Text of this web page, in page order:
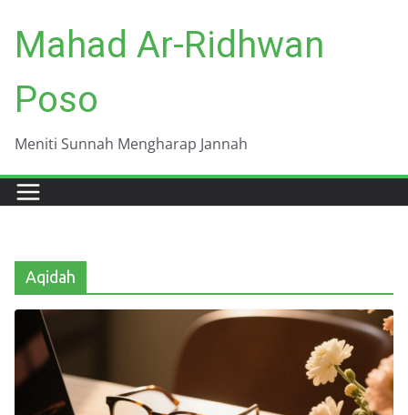
content
Mahad Ar-Ridhwan
Poso
Meniti Sunnah Mengharap Jannah
Aqidah